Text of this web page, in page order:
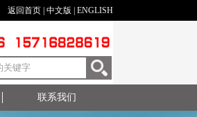
返回首页| 中文版 ENGLISH
联系我们